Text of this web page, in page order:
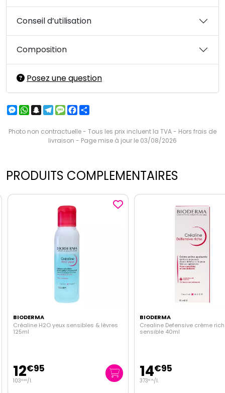
Conseil d’utilisation
Composition
Posez une question
Messenger
WhatsApp
Snapchat
Telegram
MessageFacebook
Photo non contractuelle - Tous les prix incluent la TVA - Hors frais de
livraison - Page mise à jour le 03/08/2026
PRODUITS COMPLEMENTAIRES
BIODERMA
Créaline H2O yeux sensibles & lèvres
125ml
12€95
103€60/l.
BIODERMA
Crealine Defensive crème riche
sensible 40ml
14€95
373€75/l.